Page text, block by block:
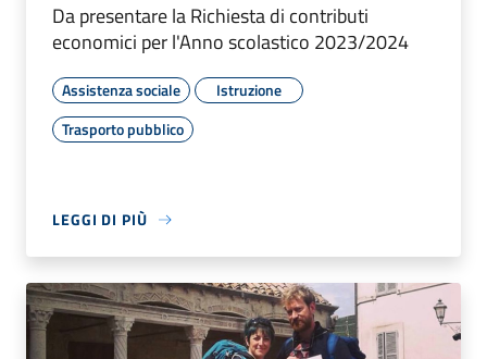
Da presentare la Richiesta di contributi
economici per l'Anno scolastico 2023/2024
Assistenza sociale
Istruzione
Trasporto pubblico
LEGGI DI PIÙ